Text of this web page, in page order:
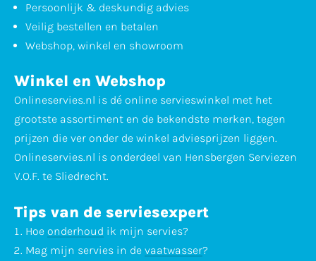
Persoonlijk & deskundig advies
Veilig bestellen en betalen
Webshop, winkel en showroom
Winkel en Webshop
Onlineservies.nl is dé online servieswinkel met het
grootste assortiment en de bekendste merken, tegen
prijzen die ver onder de winkel adviesprijzen liggen.
Onlineservies.nl is onderdeel van Hensbergen Serviezen
V.O.F. te Sliedrecht.
Tips van de serviesexpert
Hoe onderhoud ik mijn servies?
Mag mijn servies in de vaatwasser?